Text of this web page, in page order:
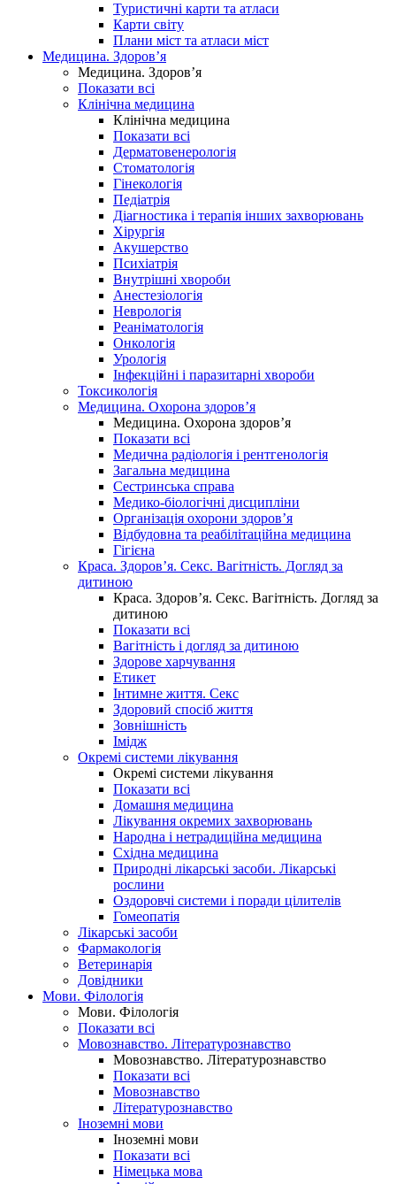
Туристичні карти та атласи
Карти світу
Плани міст та атласи міст
Медицина. Здоров’я
Медицина. Здоров’я
Показати всі
Клінічна медицина
Клінічна медицина
Показати всі
Дерматовенерологія
Стоматологія
Гінекологія
Педіатрія
Діагностика і терапія інших захворювань
Хірургія
Акушерство
Психіатрія
Внутрішні хвороби
Анестезіологія
Неврологія
Реаніматологія
Онкологія
Урологія
Інфекційні і паразитарні хвороби
Токсикологія
Медицина. Охорона здоров’я
Медицина. Охорона здоров’я
Показати всі
Медична радіологія і рентгенологія
Загальна медицина
Сестринська справа
Медико-біологічні дисципліни
Організація охорони здоров’я
Відбудовна та реабілітаційна медицина
Гігієна
Краса. Здоров’я. Секс. Вагітність. Догляд за
дитиною
Краса. Здоров’я. Секс. Вагітність. Догляд за
дитиною
Показати всі
Вагітність і догляд за дитиною
Здорове харчування
Етикет
Інтимне життя. Секс
Здоровий спосіб життя
Зовнішність
Імідж
Окремі системи лікування
Окремі системи лікування
Показати всі
Домашня медицина
Лікування окремих захворювань
Народна і нетрадиційна медицина
Східна медицина
Природні лікарські засоби. Лікарські
рослини
Оздоровчі системи і поради цілителів
Гомеопатія
Лікарські засоби
Фармакологія
Ветеринарія
Довідники
Мови. Філологія
Мови. Філологія
Показати всі
Мовознавство. Літературознавство
Мовознавство. Літературознавство
Показати всі
Мовознавство
Літературознавство
Іноземні мови
Іноземні мови
Показати всі
Німецька мова